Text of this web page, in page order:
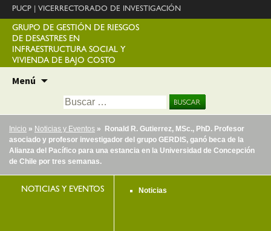
PUCP VICERRECTORADO DE INVESTIGACIÓN
GRUPO DE GESTIÓN DE RIESGOS
DE DESASTRES EN
INFRAESTRUCTURA SOCIAL Y
VIVIENDA DE BAJO COSTO
Menú
contenido
Buscar:
Inicio » Noticias y Eventos » Ronald R. Gutierrez, MSc., PhD. Profesor
asociado y profesor investigador del grupo GERDIS, ganó beca de la
Alianza del Pacífico para una estancia en la Universidad de Concepción
de Chile por tres semanas.
NOTICIAS Y EVENTOS Noticias